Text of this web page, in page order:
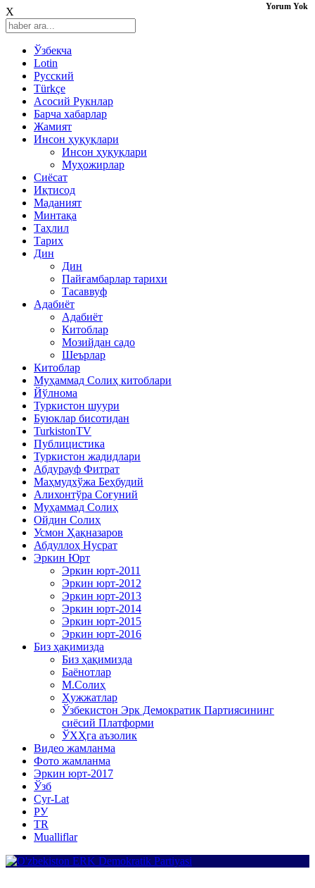
X
Ўзбекча
Lotin
Русский
Türkçe
Асосий Рукнлар
Барча хабарлар
Жамият
Инсон ҳуқуқлари
Инсон ҳуқуқлари
Муҳожирлар
Сиёсат
Иқтисод
Mаданият
Минтақа
Таҳлил
Тарих
Дин
Дин
Пайғамбарлар тарихи
Тасаввуф
Адабиёт
Адабиёт
Китоблар
Мозийдан садо
Шеърлар
Китоблар
Муҳаммад Солиҳ китоблари
Йўлнома
Туркистон шуури
Буюклар бисотидан
TurkistonTV
Публицистика
Туркистон жадидлари
Абдурауф Фитрат
Маҳмудхўжа Беҳбудий
Алихонтўра Соғуний
Муҳаммад Солиҳ
Ойдин Солиҳ
Усмон Ҳақназаров
Абдуллоҳ Нусрат
Эркин Юрт
Эркин юрт-2011
Эркин юрт-2012
Эркин юрт-2013
Эркин юрт-2014
Эркин юрт-2015
Эркин юрт-2016
Биз ҳақимизда
Биз ҳақимизда
Баёнотлар
М.Солиҳ
Ҳужжатлар
Ўзбекистон Эрк Демократик Партиясининг
сиёсий Платформи
ЎХҲга аъзолик
Видео жамланма
Фото жамланма
Эркин юрт-2017
Ўзб
Cyr-Lat
РУ
TR
Mualliflar
Yorum Yok